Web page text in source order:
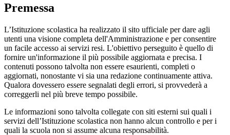
Premessa
L’Istituzione scolastica ha realizzato il sito ufficiale per dare agli
utenti una visione completa dell'Amministrazione e per consentire
un facile accesso ai servizi resi. L'obiettivo perseguito è quello di
fornire un'informazione il più possibile aggiornata e precisa. I
contenuti possono talvolta non essere esaurienti, completi o
aggiornati, nonostante vi sia una redazione continuamente attiva.
Qualora dovessero essere segnalati degli errori, si provvederà a
correggerli nel più breve tempo possibile.
Le informazioni sono talvolta collegate con siti esterni sui quali i
servizi dell’Istituzione scolastica non hanno alcun controllo e per i
quali la scuola non si assume alcuna responsabilità.